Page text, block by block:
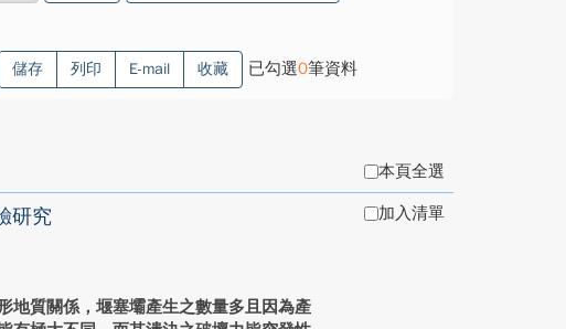
儲存 列印 E-mail 收藏 已勾選0筆資料
本頁全選
研究
地質關係，堰塞壩產生之數量多且因為產
加入清單